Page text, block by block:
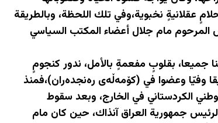
عقلانيةٍ نخبوية،وفي تلك اللحظة، وبالطريقة
المرحوم مام جلال أعضاء المكتب السياسي
جميعا، بقلوبٍ مفعمةٍ بالأمل، ندور كنجومٍ
وفيّا وعضوا في (کۆمەڵەی رەنجدەران)،فمنذ
للاتحاد الوطني الكردستاني في الخارج، وبعد سقوط
مستشارا لرئيس جمهورية العراق آنذاك، حين كان مام